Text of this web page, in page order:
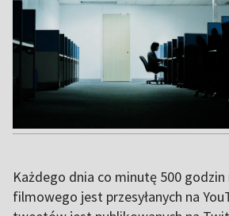
Każdego dnia co minutę 500 godzin
filmowego jest przesyłanych na